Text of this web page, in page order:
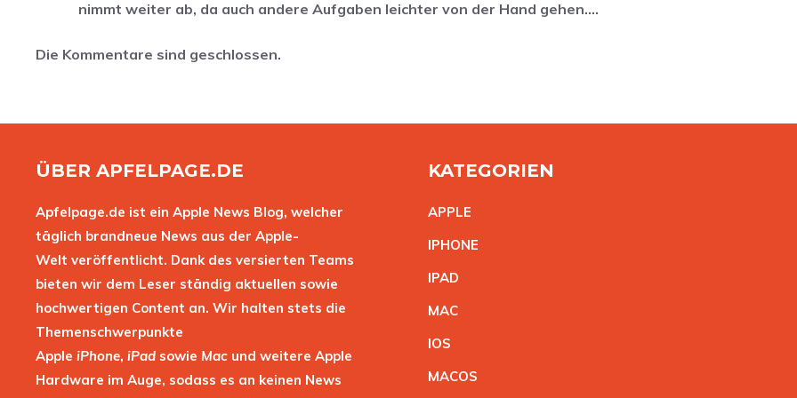
nimmt weiter ab, da auch andere Aufgaben leichter von der Hand gehen….
Die Kommentare sind geschlossen.
ÜBER APFELPAGE.DE
Apfelpage.de ist ein Apple News Blog, welcher
täglich brandneue News aus der Apple-
Welt veröffentlicht. Dank des versierten Teams
bieten wir dem Leser ständig aktuellen sowie
hochwertigen Content an. Wir halten stets die
Themenschwerpunkte
Apple iPhone, iPad sowie Mac und weitere Apple
Hardware im Auge, sodass es an keinen News
KATEGORIEN
APPLE
IPHONE
IPAD
MAC
IOS
MACOS